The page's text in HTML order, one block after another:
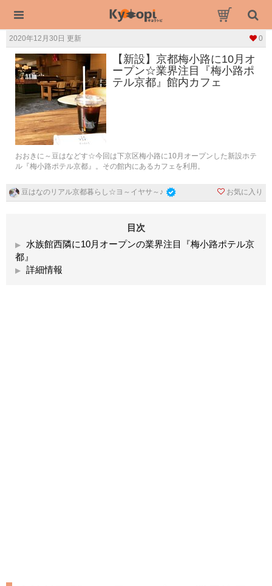
2020年12月30日 更新 0
【新設】京都梅小路に10月オ
ープン☆業界注目『梅小路ポ
テル京都』館内カフェ
おおきに～豆はなどす☆今回は下京区梅小路に10月オープンした新設ホテ
ル『梅小路ポテル京都』。その館内にあるカフェを利用。
豆はなのリアル京都暮らし☆ヨ～イヤサ～♪ お気に入り
目次
水族館西隣に10月オープンの業界注目『梅小路ポテル京
都』
詳細情報